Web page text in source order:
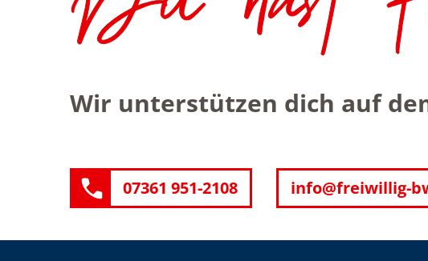
Wir unterstützen dich auf
07361 951-2108 info@freiwillig-